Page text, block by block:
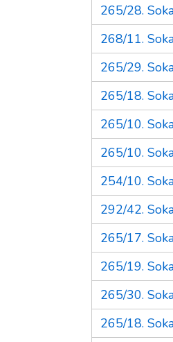
265/28.
268/11.
265/29.
265/18.
265/10.
265/10.
254/10.
292/42.
265/17.
265/19.
265/30.
265/18.